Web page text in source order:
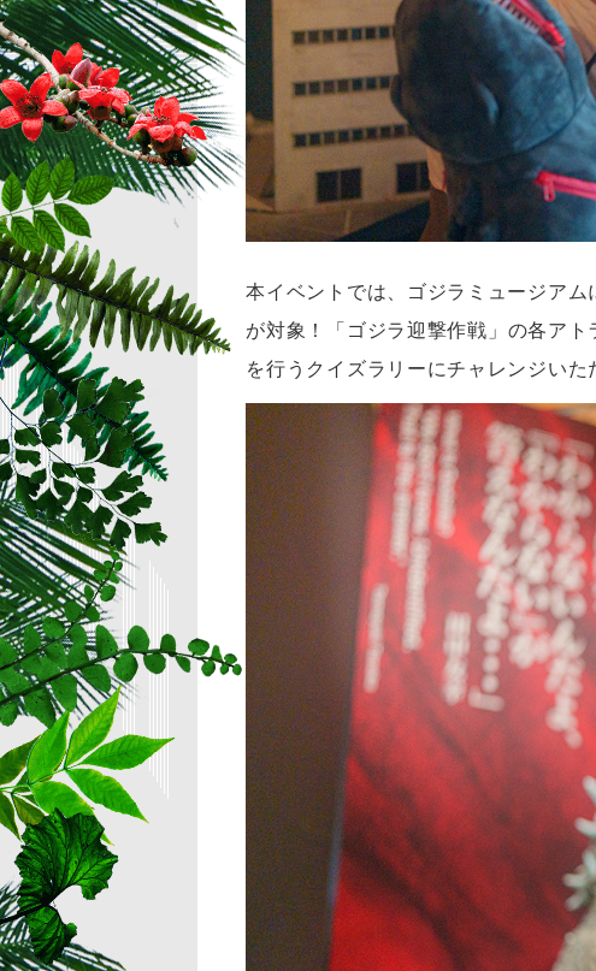
本イベントでは、ゴジラミュージア
が対象！
「ゴジラ迎撃作戦」の各ア
を行うクイズラリーにチャレンジいた